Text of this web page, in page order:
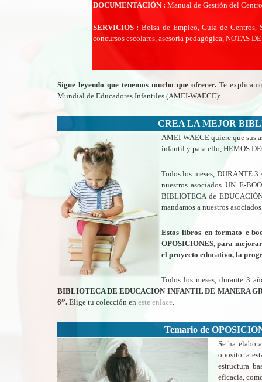
DOCUMENTACIÓN : Manual de Gestión del
SERVICIOS : Bolsa de Empleo, Guia de Centros,
concursos escolares, asesoría pedagógica, NOTAS
Sigue leyendo que tenemos mucho que ofrecer.Te
Mundial de Educadores Infantiles (AMEI-WAECE):
CREA LA MEJOR
AMEI-WAECE quiere que sus
infantil y para ello, HEMOS
Todos los meses, DURANTE
nuestros asociados UN E-
BIBLIOTECA de
mandamos a nuestros
Estos libros en formato e-
OPOSICIONES, para
el proyecto educativo, la
Todos los meses, durante 3
BIBLIOTECA DE EDUCACION INFANTIL DE MANERA
6”. Elige tu colección en este enlace.
Temario de
Se ha
opositor a
estructura
eficacia,